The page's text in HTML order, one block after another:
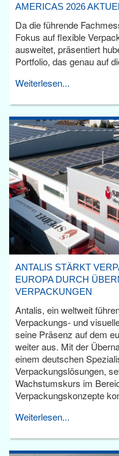
AMERICAS 2026
Da die führende
Fokus auf flexible
ausweitet, präsentiert
Portfolio, das genau auf
Weiterlesen...
ANTALIS STÄRKT
EUROPA DURCH
VERPACKUNGEN
Antalis, ein weltweit
Verpackungs- und
seine Präsenz auf dem
weiter aus. Mit der
einem deutschen
Verpackungslösungen,
Wachstumskurs im
Verpackungskonzepte
Weiterlesen...